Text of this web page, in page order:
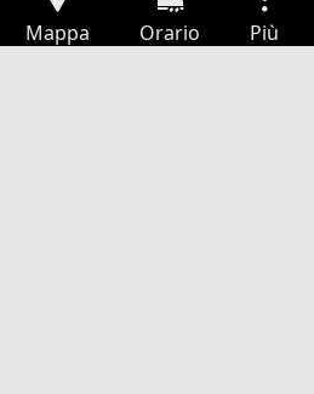
Mappa Orario Più